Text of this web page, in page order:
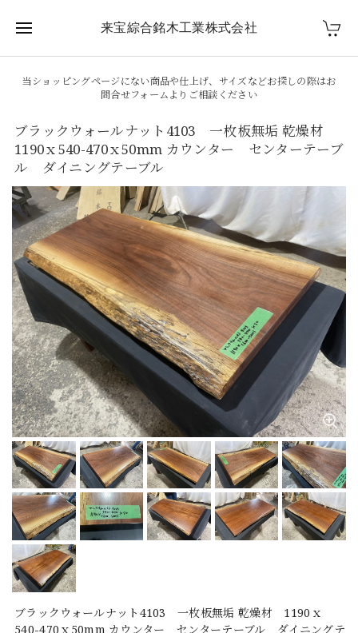
来宝綜合銘木工業株式会社
当ショッピングページにない商品や仕上げ、サイズなどお探しの際はお
問合せフォームよりご相談ください
ブラックウォールナット4103 一枚板無垢 乾燥材
1190ｘ540-470ｘ50mm カウンター センターテーブ
ル ダイニングテーブル
ブラックウォールナット4103 一枚板無垢 乾燥材 1190ｘ
540-470ｘ50mm カウンター センターテーブル ダイニングテ